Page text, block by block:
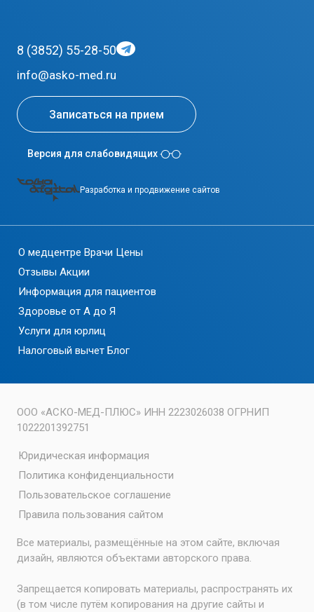
8 (3852) 55-28-50
info@asko-med.ru
Записаться на прием
Версия для слабовидящих
Разработка и продвижение сайтов
О медцентре Врачи Цены
Отзывы Акции
Информация для пациентов
Здоровье от А до Я
Услуги для юрлиц
Налоговый вычет Блог
ООО «АСКО-МЕД-ПЛЮС» ИНН 2223026038 ОГРНИП
1022201392751
Юридическая информация
Политика конфиденциальности
Пользовательское соглашение
Правила пользования сайтом
Все материалы, размещённые на этом сайте, включая
дизайн, являются объектами авторского права.
Запрещается копировать материалы, распространять их
(в том числе путём копирования на другие сайты и